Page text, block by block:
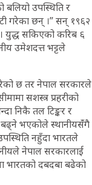
बलियो उपस्थिति र
गरेका छन् ।” सन् १९६२
युद्ध सकिएको करिब ६
उमेशदत्त भट्टले
छ तर नेपाल सरकारले
सशस्त्र प्रहरीको
निकै तल टिङ्कर र
बढ्ने भएकोले स्थानीयसंँगै
नहुँदा भारतले
नेपाल सरकारलाई
भारतको दबदबा बढेको